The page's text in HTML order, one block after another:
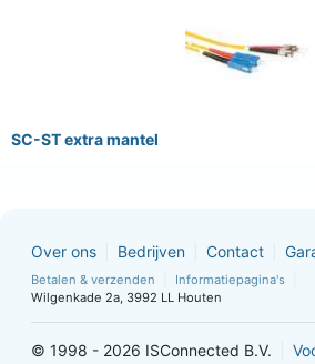
SC-ST extra mantel
Over ons Bedrijven Contact
Betalen & verzenden
Informatiepagina's
Wilgenkade 2a, 3992 LL Houten
© 1998 - 2026 ISConnected B.V.